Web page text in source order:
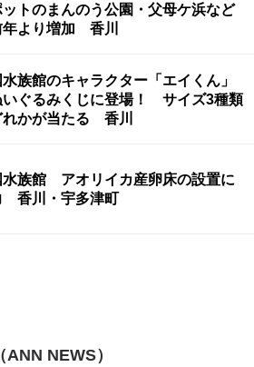
ットのまんのう公園・父母ケ浜など
年より増加 香川
水族館のキャラクター「エイくん」
いぐるみくじに登場！ サイズ3種類
れかが当たる 香川
水族館 アオリイカ産卵床の設置に
香川・宇多津町
NEWS）